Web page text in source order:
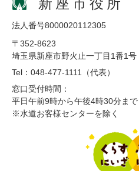
新座市役所
法人番号8000020112305
〒352-8623
埼玉県新座市野火止一丁目1番1号
Tel：048-477-1111（代表）
窓口受付時間：
平日午前9時から午後4時30分まで
※水道お客様センターを除く